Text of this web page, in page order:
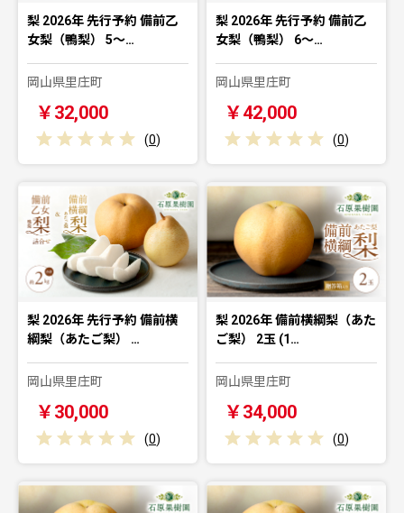
梨 2026年 先行予約 備前乙
女梨（鴨梨） 5～…
岡山県里庄町
￥32,000
(0)
梨 2026年 先行予約 備前乙
女梨（鴨梨） 6～…
岡山県里庄町
￥42,000
(0)
梨 2026年 先行予約 備前横
綱梨（あたご梨） …
岡山県里庄町
￥30,000
(0)
梨 2026年 備前横綱梨（あた
ご梨） 2玉 (1…
岡山県里庄町
￥34,000
(0)